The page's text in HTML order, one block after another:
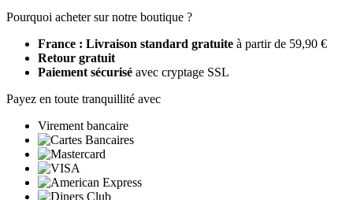
Pourquoi acheter sur notre boutique ?
France : Livraison standard gratuite à partir de 59,90 €
Retour gratuit
Paiement sécurisé avec cryptage SSL
Payez en toute tranquillité avec
Virement bancaire